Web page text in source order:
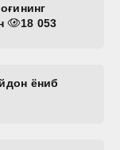
18 053
ёниб